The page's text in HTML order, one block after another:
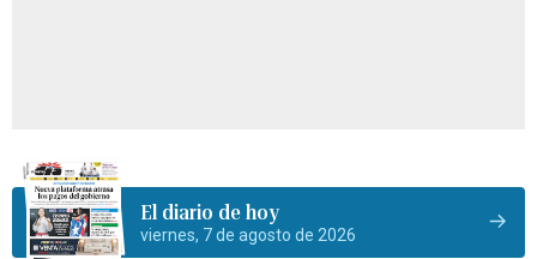
El diario de hoy
viernes, 7 de agosto de 2026